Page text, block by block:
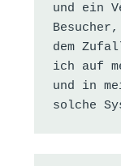
und ein
dem
ich auf
und in
solche